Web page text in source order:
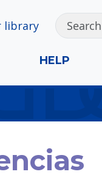
library
HELP